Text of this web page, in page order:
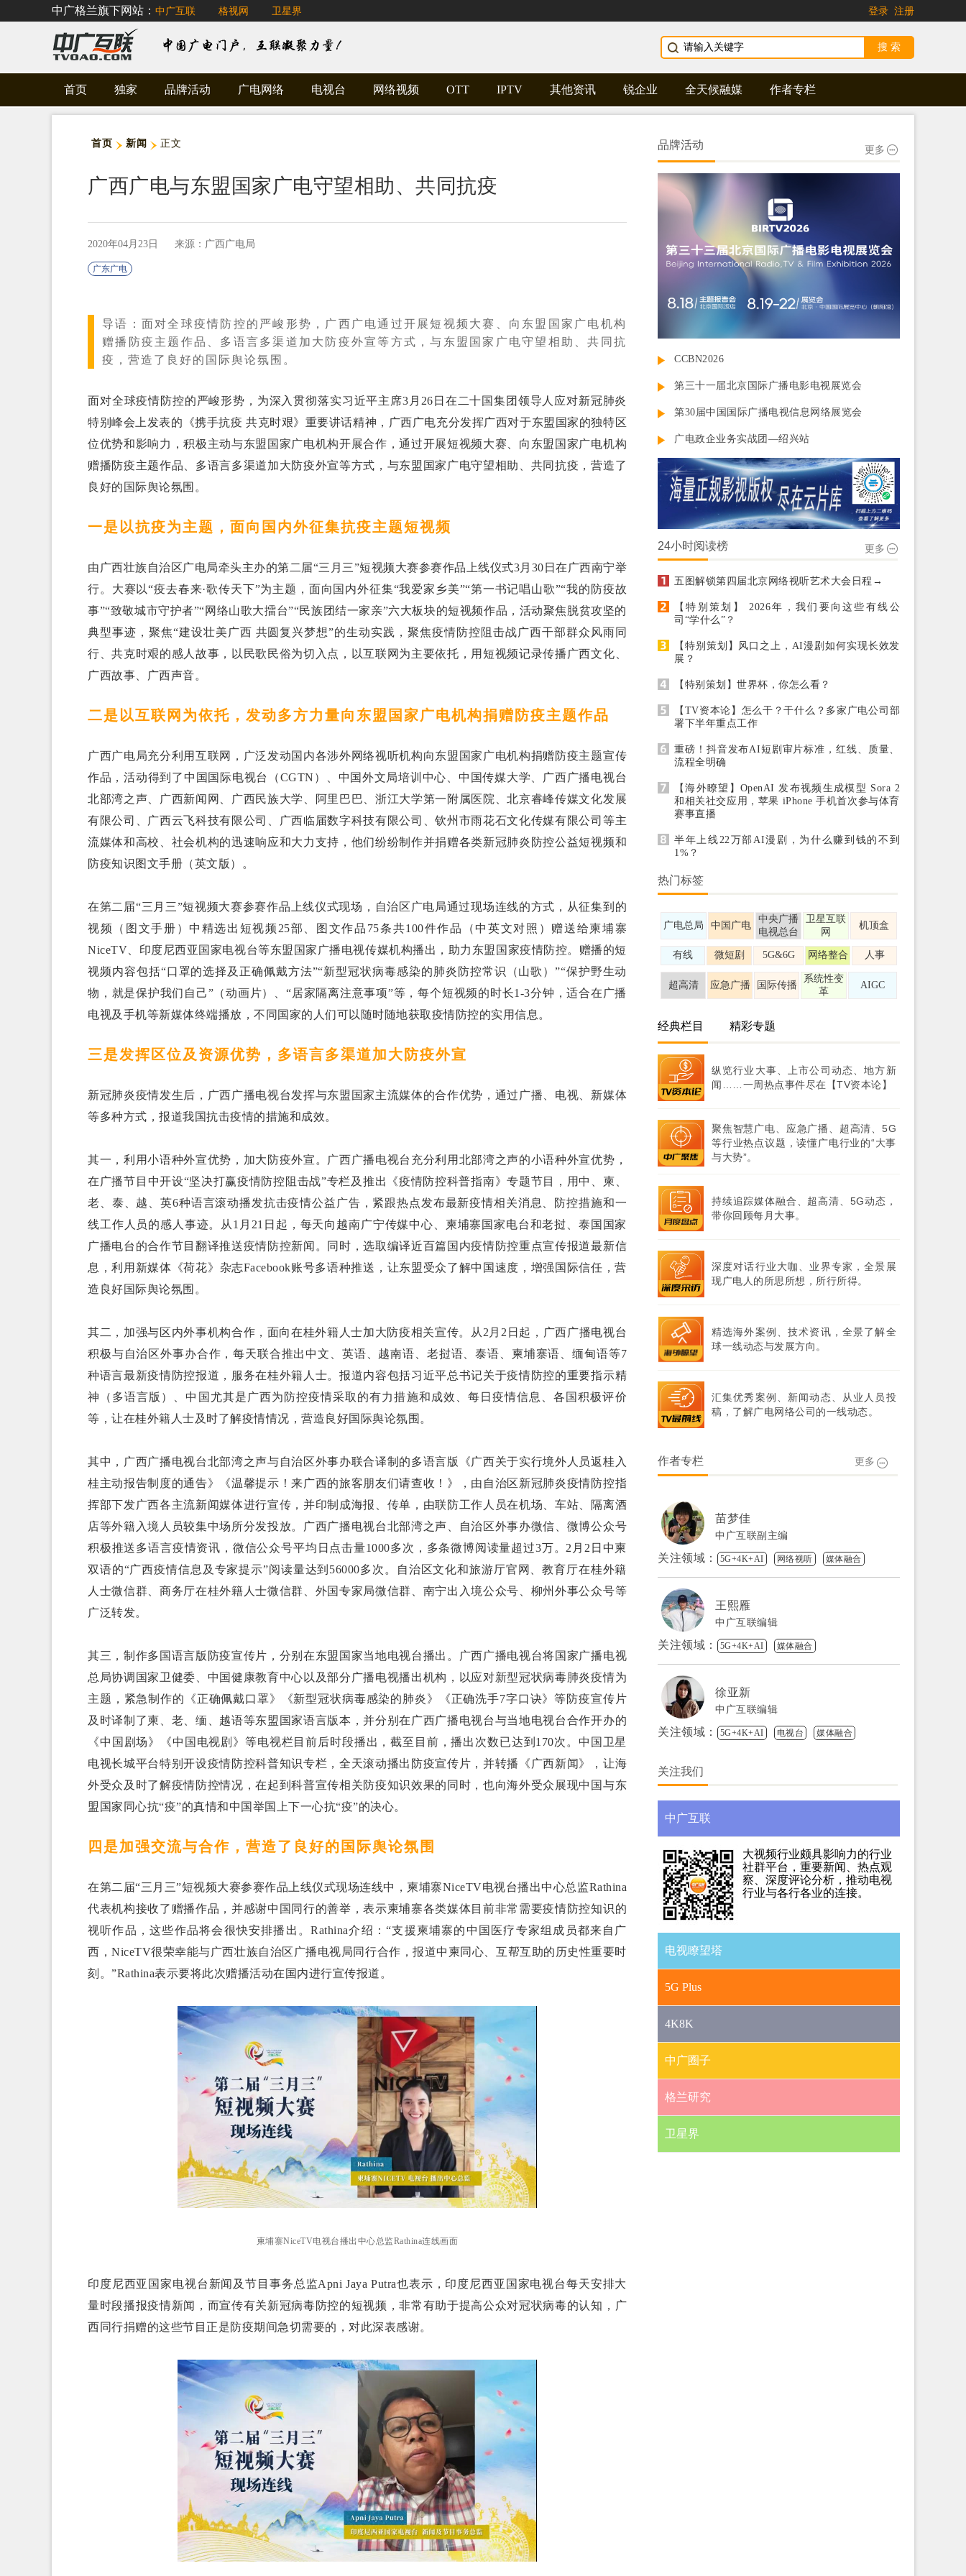
中广格兰旗下网站： 中广互联 格视网 卫星界 登录 注册
首页 独家 品牌活动 广电网络 电视台 网络视频 OTT IPTV 其他资讯 锐企业 全天候融媒 作者专栏
首页 新闻 正文
广西广电与东盟国家广电守望相助、共同抗疫
2020年04月23日 来源：广西广电局
广东广电
导语： 面对全球疫情防控的严峻形势，广西广电通过开展短视频大赛、向东盟国家广电机构
赠播防疫主题作品、多语言多渠道加大防疫外宣等方式，与东盟国家广电守望相助、共同抗
疫，营造了良好的国际舆论氛围。
面对全球疫情防控的严峻形势，为深入贯彻落实习近平主席3月26日在二十国集团领导人应对新冠肺炎
特别峰会上发表的《携手抗疫 共克时艰》重要讲话精神，广西广电充分发挥广西对于东盟国家的独特区
位优势和影响力，积极主动与东盟国家广电机构开展合作，通过开展短视频大赛、向东盟国家广电机构
赠播防疫主题作品、多语言多渠道加大防疫外宣等方式，与东盟国家广电守望相助、共同抗疫，营造了
良好的国际舆论氛围。
一是以抗疫为主题，面向国内外征集抗疫主题短视频
由广西壮族自治区广电局牵头主办的第二届“三月三”短视频大赛参赛作品上线仪式3月30日在广西南宁举
行。大赛以“疫去春来·歌传天下”为主题，面向国内外征集“我爱家乡美”“第一书记唱山歌”“我的防疫故
事”“致敬城市守护者”“网络山歌大擂台”“民族团结一家亲”六大板块的短视频作品，活动聚焦脱贫攻坚的
典型事迹，聚焦“建设壮美广西 共圆复兴梦想”的生动实践，聚焦疫情防控阻击战广西干部群众风雨同
行、共克时艰的感人故事，以民歌民俗为切入点，以互联网为主要依托，用短视频记录传播广西文化、
广西故事、广西声音。
二是以互联网为依托，发动多方力量向东盟国家广电机构捐赠防疫主题作品
广西广电局充分利用互联网，广泛发动国内各涉外网络视听机构向东盟国家广电机构捐赠防疫主题宣传
作品，活动得到了中国国际电视台（CGTN）、中国外文局培训中心、中国传媒大学、广西广播电视台
北部湾之声、广西新闻网、广西民族大学、阿里巴巴、浙江大学第一附属医院、北京睿峰传媒文化发展
有限公司、广西云飞科技有限公司、广西临届数字科技有限公司、钦州市雨花石文化传媒有限公司等主
流媒体和高校、社会机构的迅速响应和大力支持，他们纷纷制作并捐赠各类新冠肺炎防控公益短视频和
防疫知识图文手册（英文版）。
在第二届“三月三”短视频大赛参赛作品上线仪式现场，自治区广电局通过现场连线的方式，从征集到的
视频（图文手册）中精选出短视频25部、图文作品75条共100件作品（中英文对照）赠送给柬埔寨
NiceTV、印度尼西亚国家电视台等东盟国家广播电视传媒机构播出，助力东盟国家疫情防控。赠播的短
视频内容包括“口罩的选择及正确佩戴方法”“新型冠状病毒感染的肺炎防控常识（山歌）”“保护野生动
物，就是保护我们自己”（动画片）、“居家隔离注意事项”等，每个短视频的时长1-3分钟，适合在广播
电视及手机等新媒体终端播放，不同国家的人们可以随时随地获取疫情防控的实用信息。
三是发挥区位及资源优势，多语言多渠道加大防疫外宣
新冠肺炎疫情发生后，广西广播电视台发挥与东盟国家主流媒体的合作优势，通过广播、电视、新媒体
等多种方式，报道我国抗击疫情的措施和成效。
其一，利用小语种外宣优势，加大防疫外宣。广西广播电视台充分利用北部湾之声的小语种外宣优势，
在广播节目中开设“坚决打赢疫情防控阻击战”专栏及推出《疫情防控科普指南》专题节目，用中、柬、
老、泰、越、英6种语言滚动播发抗击疫情公益广告，紧跟热点发布最新疫情相关消息、防控措施和一
线工作人员的感人事迹。从1月21日起，每天向越南广宁传媒中心、柬埔寨国家电台和老挝、泰国国家
广播电台的合作节目翻译推送疫情防控新闻。同时，选取编译近百篇国内疫情防控重点宣传报道最新信
息，利用新媒体《荷花》杂志Facebook账号多语种推送，让东盟受众了解中国速度，增强国际信任，营
造良好国际舆论氛围。
其二，加强与区内外事机构合作，面向在桂外籍人士加大防疫相关宣传。从2月2日起，广西广播电视台
积极与自治区外事办合作，每天联合推出中文、英语、越南语、老挝语、泰语、柬埔寨语、缅甸语等7
种语言最新疫情防控报道，服务在桂外籍人士。报道内容包括习近平总书记关于疫情防控的重要指示精
神（多语言版）、中国尤其是广西为防控疫情采取的有力措施和成效、每日疫情信息、各国积极评价
等，让在桂外籍人士及时了解疫情情况，营造良好国际舆论氛围。
其中，广西广播电视台北部湾之声与自治区外事办联合译制的多语言版《广西关于实行境外人员返桂入
桂主动报告制度的通告》《温馨提示！来广西的旅客朋友们请查收！》，由自治区新冠肺炎疫情防控指
挥部下发广西各主流新闻媒体进行宣传，并印制成海报、传单，由联防工作人员在机场、车站、隔离酒
店等外籍入境人员较集中场所分发投放。广西广播电视台北部湾之声、自治区外事办微信、微博公众号
积极推送多语言疫情资讯，微信公众号平均日点击量1000多次，多条微博阅读量超过3万。2月2日中柬
双语的“广西疫情信息及专家提示”阅读量达到56000多次。自治区文化和旅游厅官网、教育厅在桂外籍
人士微信群、商务厅在桂外籍人士微信群、外国专家局微信群、南宁出入境公众号、柳州外事公众号等
广泛转发。
其三，制作多国语言版防疫宣传片，分别在东盟国家当地电视台播出。广西广播电视台将国家广播电视
总局协调国家卫健委、中国健康教育中心以及部分广播电视播出机构，以应对新型冠状病毒肺炎疫情为
主题，紧急制作的《正确佩戴口罩》《新型冠状病毒感染的肺炎》《正确洗手7字口诀》等防疫宣传片
及时译制了柬、老、缅、越语等东盟国家语言版本，并分别在广西广播电视台与当地电视台合作开办的
《中国剧场》《中国电视剧》等电视栏目前后时段播出，截至目前，播出次数已达到170次。中国卫星
电视长城平台特别开设疫情防控科普知识专栏，全天滚动播出防疫宣传片，并转播《广西新闻》，让海
外受众及时了解疫情防控情况，在起到科普宣传相关防疫知识效果的同时，也向海外受众展现中国与东
盟国家同心抗“疫”的真情和中国举国上下一心抗“疫”的决心。
四是加强交流与合作，营造了良好的国际舆论氛围
在第二届“三月三”短视频大赛参赛作品上线仪式现场连线中，柬埔寨NiceTV电视台播出中心总监Rathina
代表机构接收了赠播作品，并感谢中国同行的善举，表示柬埔寨各类媒体目前非常需要疫情防控知识的
视听作品，这些作品将会很快安排播出。Rathina介绍：“支援柬埔寨的中国医疗专家组成员都来自广
西，NiceTV很荣幸能与广西壮族自治区广播电视局同行合作，报道中柬同心、互帮互助的历史性重要时
刻。”Rathina表示要将此次赠播活动在国内进行宣传报道。
柬埔寨NiceTV电视台播出中心总监Rathina连线画面
印度尼西亚国家电视台新闻及节目事务总监Apni Jaya Putra也表示，印度尼西亚国家电视台每天安排大
量时段播报疫情新闻，而宣传有关新冠病毒防控的短视频，非常有助于提高公众对冠状病毒的认知，广
西同行捐赠的这些节目正是防疫期间急切需要的，对此深表感谢。
品牌活动 更多
CCBN2026
第三十一届北京国际广播电影电视展览会
第30届中国国际广播电视信息网络展览会
广电政企业务实战团—绍兴站
24小时阅读榜 更多
五图解锁第四届北京网络视听艺术大会日程→
【特别策划】 2026年，我们要向这些有线公
司“学什么”？
【特别策划】风口之上，AI漫剧如何实现长效发
展？
【特别策划】世界杯，你怎么看？
【TV资本论】怎么干？干什么？多家广电公司部
署下半年重点工作
重磅！抖音发布AI短剧审片标准，红线、质量、
流程全明确
【海外瞭望】OpenAI 发布视频生成模型 Sora 2
和相关社交应用，苹果 iPhone 手机首次参与体育
赛事直播
半年上线22万部AI漫剧，为什么赚到钱的不到
1%？
热门标签
广电总局 中国广电
中央广播
电视总台
卫星互联
网
机顶盒
有线 微短剧 5G&6G 网络整合 人事
超高清 应急广播 国际传播
系统性变
革
AIGC
经典栏目 精彩专题
纵览行业大事、上市公司动态、地方新
闻……一周热点事件尽在【TV资本论】
聚焦智慧广电、应急广播、超高清、5G
等行业热点议题，读懂广电行业的“大事
与大势”。
持续追踪媒体融合、超高清、5G动态，
带你回顾每月大事。
深度对话行业大咖、业界专家，全景展
现广电人的所思所想，所行所得。
精选海外案例、技术资讯，全景了解全
球一线动态与发展方向。
汇集优秀案例、新闻动态、从业人员投
稿，了解广电网络公司的一线动态。
作者专栏 更多
苗梦佳
中广互联副主编
关注领域： 5G+4K+AI 网络视听 媒体融合
王熙雁
中广互联编辑
关注领域： 5G+4K+AI 媒体融合
徐亚新
中广互联编辑
关注领域： 5G+4K+AI 电视台 媒体融合
关注我们
中广互联
大视频行业颇具影响力的行业
社群平台，重要新闻、热点观
察、深度评论分析，推动电视
行业与各行各业的连接。
电视瞭望塔
5G Plus
4K8K
中广圈子
格兰研究
卫星界